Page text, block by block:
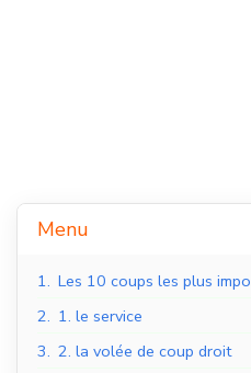
Menu
1. Les 10 coups les plus
2. 1. le service
3. 2. la volée de coup droit